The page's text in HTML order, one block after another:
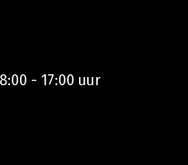
- 17:00 uur